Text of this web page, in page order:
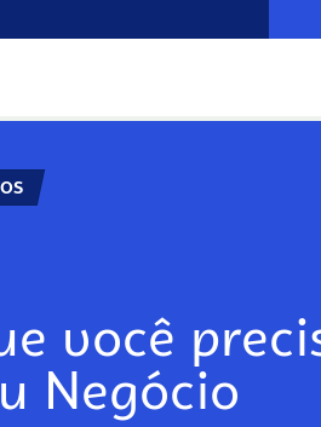
você
Negócio